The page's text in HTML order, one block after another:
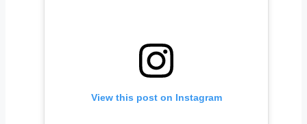
View this post on Instagram